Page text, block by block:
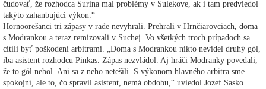
čudovať, že rozhodca Šurina mal problémy v Šulekove, ak i tam predviedol
takýto zahanbujúci výkon.“
Hornoorešanci tri zápasy v rade nevyhrali. Prehrali v Hrnčiarovciach, doma
s Modrankou a teraz remizovali v Suchej. Vo všetkých troch prípadoch sa
cítili byť poškodení arbitrami. „Doma s Modrankou nikto nevidel druhý gól,
iba asistent rozhodcu Pinkas. Zápas nezvládol. Aj hráči Modranky povedali,
že to gól nebol. Ani sa z neho netešili. S výkonom hlavného arbitra sme
spokojní, ale to, čo spravil asistent, nemá obdobu,“ uviedol Jozef Sasko.